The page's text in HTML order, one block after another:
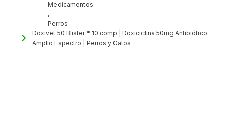
Medicamentos
,
Perros
Doxivet 50 Blister * 10 comp | Doxiciclina 50mg Antibiótico
Amplio Espectro | Perros y Gatos